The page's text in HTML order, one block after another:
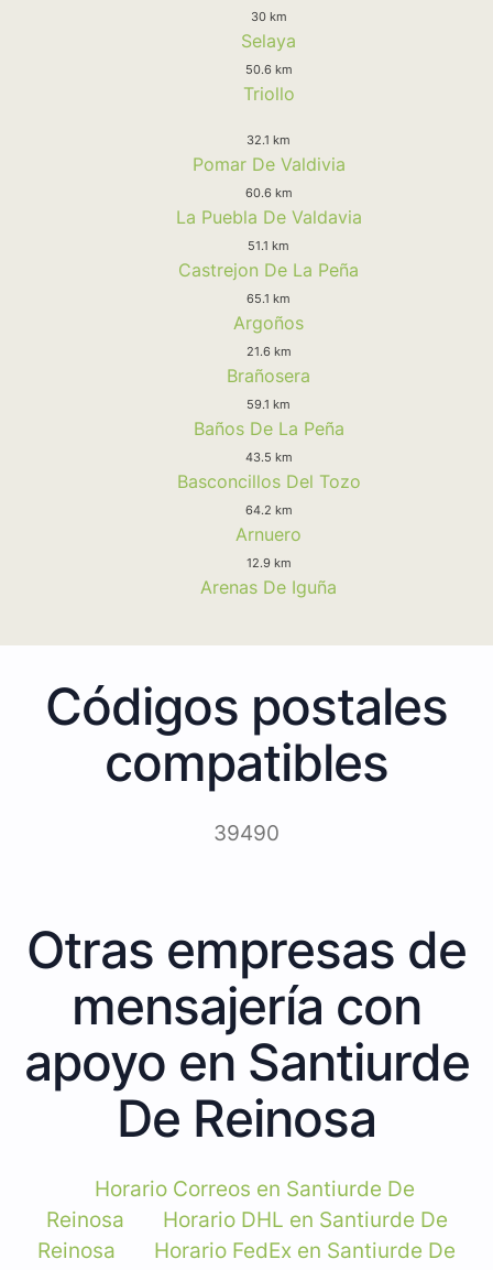
30 km
Selaya
50.6 km
Triollo
32.1 km
Pomar De Valdivia
60.6 km
La Puebla De Valdavia
51.1 km
Castrejon De La Peña
65.1 km
Argoños
21.6 km
Brañosera
59.1 km
Baños De La Peña
43.5 km
Basconcillos Del Tozo
64.2 km
Arnuero
12.9 km
Arenas De Iguña
Códigos postales
compatibles
39490
Otras empresas de
mensajería con
apoyo en Santiurde
De Reinosa
Horario Correos en Santiurde De
Reinosa
Horario DHL en Santiurde De
Reinosa
Horario FedEx en Santiurde De